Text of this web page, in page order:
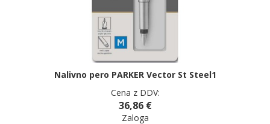
Nalivno pero PARKER Vector St Steel1
Cena z DDV:
36,86 €
Zaloga